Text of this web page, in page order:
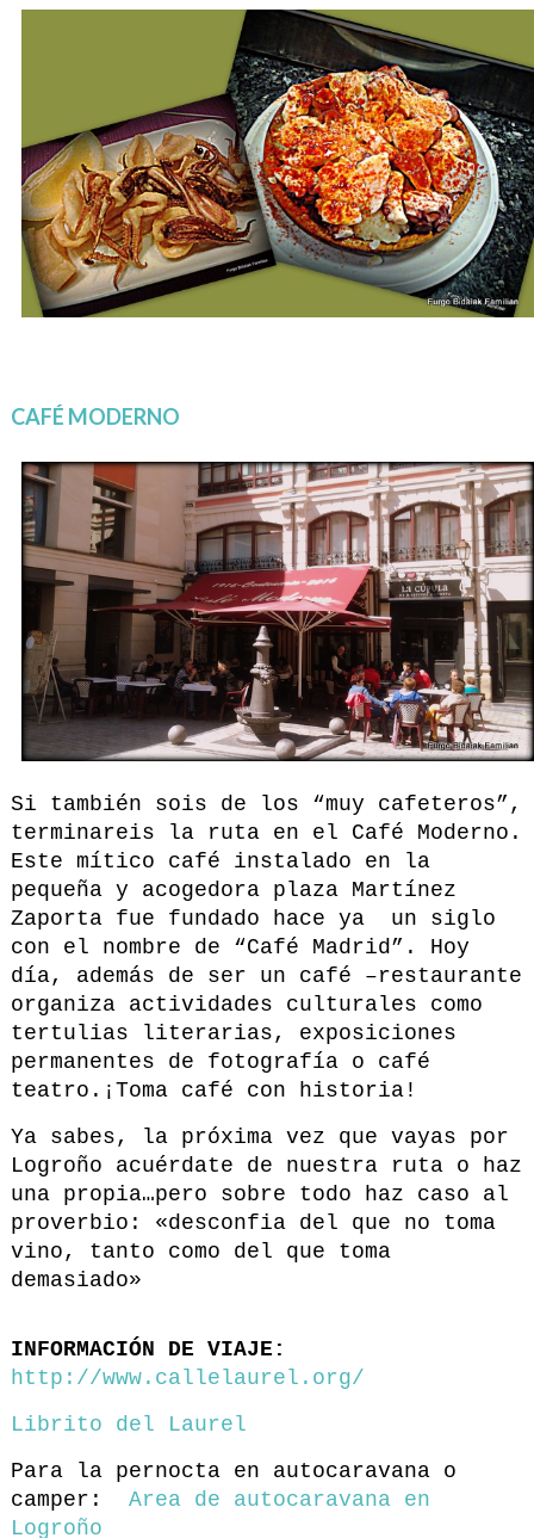
CAFÉ MODERNO
Si también sois de los “muy cafeteros”,
terminareis la ruta en el Café Moderno.
Este mítico café instalado en la
pequeña y acogedora plaza Martínez
Zaporta fue fundado hace ya un siglo
con el nombre de “Café Madrid”. Hoy
día, además de ser un café –restaurante
organiza actividades culturales como
tertulias literarias, exposiciones
permanentes de fotografía o café
teatro.¡Toma café con historia!
Ya sabes, la próxima vez que vayas por
Logroño acuérdate de nuestra ruta o haz
una propia…pero sobre todo haz caso al
proverbio: «desconfia del que no toma
vino, tanto como del que toma
demasiado»
INFORMACIÓN DE VIAJE:
http://www.callelaurel.org/
Librito del Laurel
Para la pernocta en autocaravana o
camper: Area de autocaravana en
Logroño